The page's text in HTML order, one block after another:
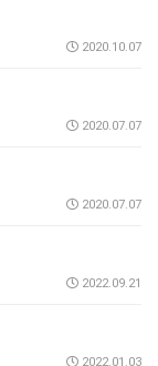
2020.10.07
2020.07.07
2020.07.07
2022.09.21
2022.01.03